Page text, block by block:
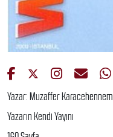
Yazar: Muzaffer Karacehennem
Yazarın Kendi Yayını